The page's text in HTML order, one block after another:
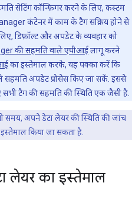
सेटिंग कॉन्फ़िगर करने के लिए, कस्टम
कंटेनर में काम के टैग सक्रिय होने से
डिफ़ॉल्ट और अपडेट के व्यवहार को
की सहमति वाले एपीआईलागू करने
का इस्तेमाल करके, यह पक्का करें कि
अपडेट प्रोसेस किए जा सकें. इससे
सभी टैग की सहमति की स्थिति एक जैसी है.
समय, अपने डेटा लेयर की स्थिति की जांच
किया जा सकता है.
लेयर का इस्तेमाल